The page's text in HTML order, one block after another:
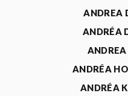
ANDREA
ANDRÉA
ANDREA
ANDRÉA
ANDRÉA